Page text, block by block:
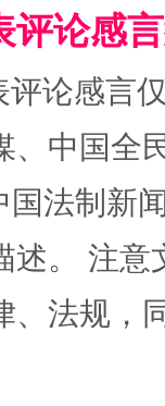
评论感
论感言
、中国全
法制新
述。 注
、法规，